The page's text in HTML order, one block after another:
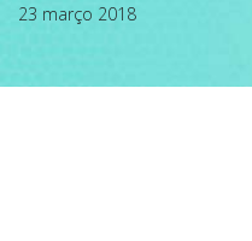
PODCAST
23 março 2018